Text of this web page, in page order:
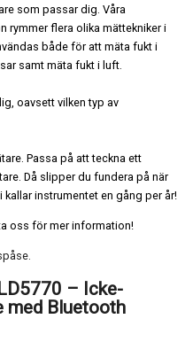
som passar dig. Våra
rymmer flera olika mättekniker i
både för att mäta fukt i
samt mäta fukt i luft.
oavsett vilken typ av
Passa på att teckna ett
Då slipper du fundera på när
instrumentet en gång per år!
oss för mer information!
– Icke-
med Bluetooth